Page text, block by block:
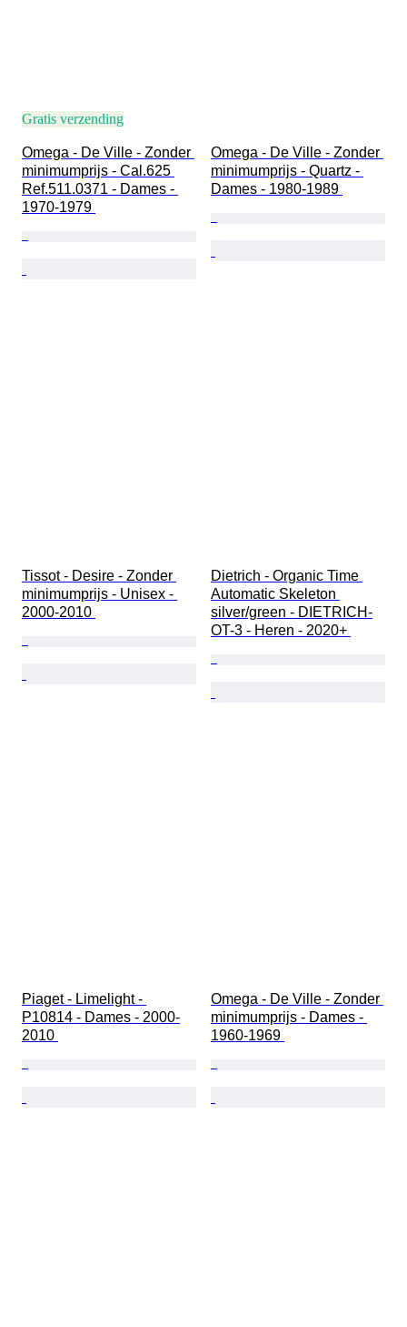
Gratis verzending
Omega - De Ville - Zonder
minimumprijs - Cal.625
Ref.511.0371 - Dames -
1970-1979
Omega - De Ville - Zonder
minimumprijs - Quartz -
Dames - 1980-1989
Tissot - Desire - Zonder
minimumprijs - Unisex -
2000-2010
Dietrich - Organic Time
Automatic Skeleton
silver/green - DIETRICH-
OT-3 - Heren - 2020+
Piaget - Limelight -
P10814 - Dames - 2000-
2010
Omega - De Ville - Zonder
minimumprijs - Dames -
1960-1969